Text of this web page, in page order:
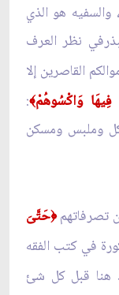
والسفيه هو الذي
نظر العرف
القاصرين إلا
فِيهَا وَاكْسُوهُمْ﴾:
وملبس ومسكن
تصرفاتهم﴿حَتَّىَ
في كتب الفقه
هنا قبل كل شئ